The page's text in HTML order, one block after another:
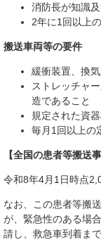
消防長が知識
2年に1回以上
搬送車両等の要件
緩衝装置、換
ストレッチャ
造であること
規定された資
毎月1回以上の
【全国の患者等搬送
令和8年4月1日時点
なお、この患者等搬
が、緊急性のある場
請し、救急車到着ま